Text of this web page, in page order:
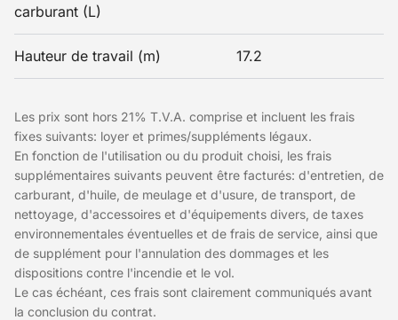
carburant (L)
Hauteur de travail (m) 17.2
Les prix sont hors 21% T.V.A. comprise et incluent les frais
fixes suivants: loyer et primes/suppléments légaux.
En fonction de l'utilisation ou du produit choisi, les frais
supplémentaires suivants peuvent être facturés: d'entretien, de
carburant, d'huile, de meulage et d'usure, de transport, de
nettoyage, d'accessoires et d'équipements divers, de taxes
environnementales éventuelles et de frais de service, ainsi que
de supplément pour l'annulation des dommages et les
dispositions contre l'incendie et le vol.
Le cas échéant, ces frais sont clairement communiqués avant
la conclusion du contrat.